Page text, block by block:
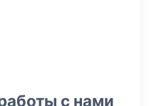
с нами